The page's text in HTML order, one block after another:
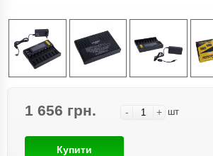
1 656 грн. - + шт
Купити